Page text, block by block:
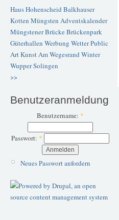
Haus Hohenscheid Balkhauser
Kotten Müngsten Adventskalender
Müngstener BrückeBrückenpark
Güterhallen Werbung WetterPublic
ArtKunstAm Wegesrand Winter
WupperSolingen
>>
Benutzeranmeldung
Benutzername: *
Passwort: *
Neues Passwort anfordern